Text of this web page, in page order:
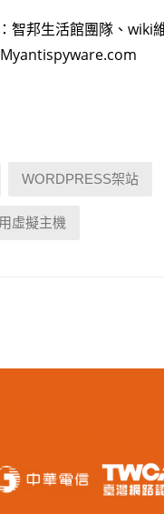
智邦生活館團隊、wiki
WORDPRESS架站
虛擬主機